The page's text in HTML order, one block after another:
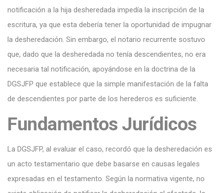
notificación a la hija desheredada impedía la inscripción de la
escritura, ya que esta debería tener la oportunidad de impugnar
la desheredación. Sin embargo, el notario recurrente sostuvo
que, dado que la desheredada no tenía descendientes, no era
necesaria tal notificación, apoyándose en la doctrina de la
DGSJFP que establece que la simple manifestación de la falta
de descendientes por parte de los herederos es suficiente.
Fundamentos Jurídicos
La DGSJFP, al evaluar el caso, recordó que la desheredación es
un acto testamentario que debe basarse en causas legales
expresadas en el testamento. Según la normativa vigente, no